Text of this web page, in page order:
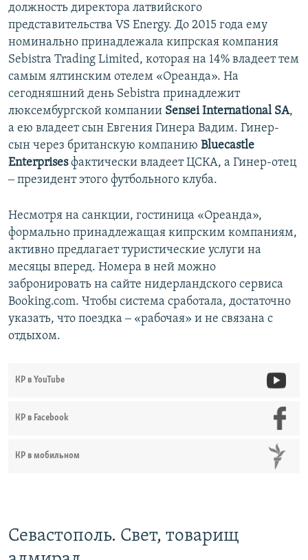
должность директора латвийского
представительства VS Energy. До 2015 года ему
номинально принадлежала кипрская компания
Sebistra Trading Limited, которая на 14% владеет тем
самым ялтинским отелем «Ореанда». На
сегодняшний день Sebistra принадлежит
люксембургской компании Sensei International SA,
а ею владеет сын Евгения Гинера Вадим. Гинер-
сын через британскую компанию Bluecastle
Enterprisesфактически владеет ЦСКА, а Гинер-отец
‒ президент этого футбольного клуба.
Несмотря на санкции, гостиница «Ореанда»,
формально принадлежащая кипрским компаниям,
активно предлагает туристические услуги на
месяцы вперед. Номера в ней можно
забронировать на сайте нидерландского сервиса
Booking.com. Чтобы система сработала, достаточно
указать, что поездка ‒ «рабочая» и не связана с
отдыхом.
КР в YouTube
КР в Facebook
КР в мобильном
Севастополь. Свет, товарищ